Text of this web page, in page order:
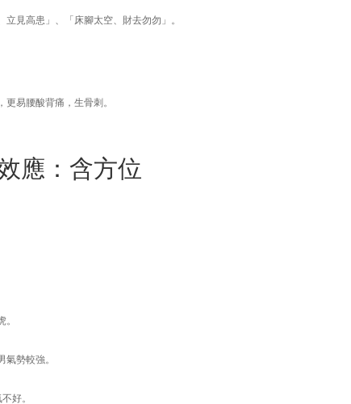
見高患」、「床腳太空、財去勿勿」。
易腰酸背痛，生骨刺。
應：含方位
勢較強。
好。